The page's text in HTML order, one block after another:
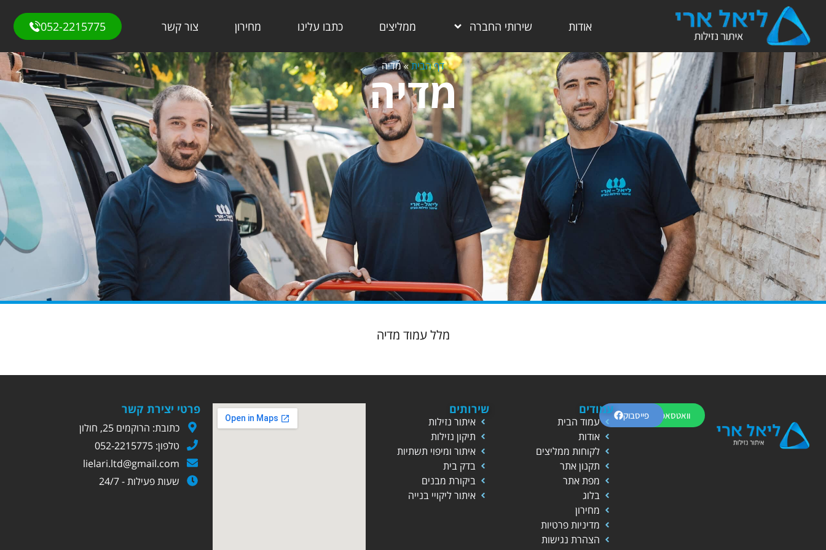
אודות שירותי החברה ממליצים כתבו עלינו מחירון צור קשר 052-2215775
דף הבית»מדיה
מדיה
מלל עמוד מדיה
וואטסאפ פייסבוק עמודים
עמוד הבית
אודות
לקוחות ממליצים
תקנון אתר
מפת אתר
בלוג
מחירון
מדיניות פרטיות
הצהרת נגישות
שירותים
איתור נזילות
תיקון נזילות
איתור ומיפוי תשתיות
בדק בית
ביקורת מבנים
איתור ליקויי בנייה
פרטי יצירת קשר
כתובת: הרוקמים 25, חולון
טלפון: 052-2215775
lielari.ltd@gmail.com
שעות פעילות - 24/7